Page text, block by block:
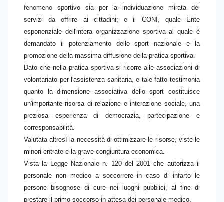
fenomeno sportivo sia per la individuazione mirata dei
servizi da offrire ai cittadini; e il CONI, quale Ente
esponenziale dell'intera organizzazione sportiva al quale è
demandato il potenziamento dello sport nazionale e la
promozione della massima diffusione della pratica sportiva.
Dato che nella pratica sportiva si ricorre alle associazioni di
volontariato per l'assistenza sanitaria, e tale fatto testimonia
quanto la dimensione associativa dello sport costituisce
un'importante risorsa di relazione e interazione sociale, una
preziosa esperienza di democrazia, partecipazione e
corresponsabilità.
Valutata altresì la necessità di ottimizzare le risorse, viste le
minori entrate e la grave congiuntura economica.
Vista la Legge Nazionale n. 120 del 2001 che autorizza il
personale non medico a soccorrere in caso di infarto le
persone bisognose di cure nei luoghi pubblici, al fine di
prestare il primo soccorso in attesa dei personale medico.